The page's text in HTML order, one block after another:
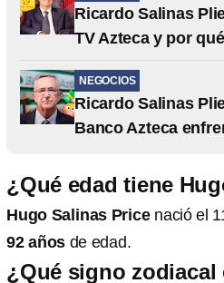
Ricardo Salinas
TV Azteca y por
NEGOCIOS
Ricardo Salinas
Banco Azteca
¿Qué edad tiene
Hugo Salinas Pricenació el
92 años de edad.
¿Qué signo zodiacal